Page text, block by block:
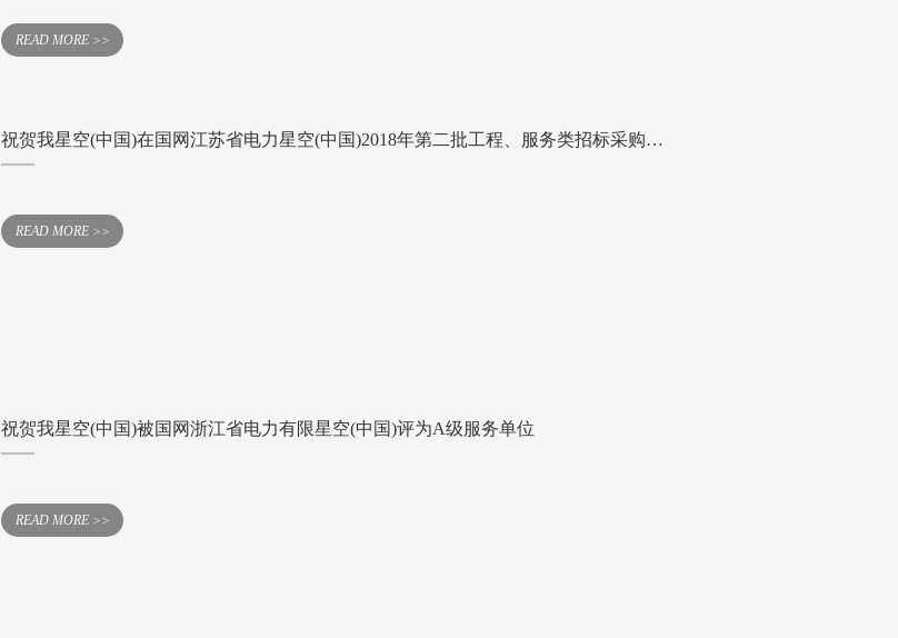
READ MORE >>
祝贺我星空(中国)在国网江苏省电力星空(中国)2018年第二批工程、服务类招标采购…
READ MORE >>
祝贺我星空(中国)被国网浙江省电力有限星空(中国)评为A级服务单位
READ MORE >>